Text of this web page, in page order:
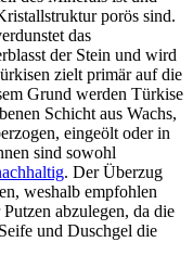
porös sind.
das
der Stein und wird
zielt primär auf die
Grund werden Türkise
Schicht aus Wachs,
eingeölt oder in
sind sowohl
. Der Überzug
weshalb empfohlen
abzulegen, da die
und Duschgel die